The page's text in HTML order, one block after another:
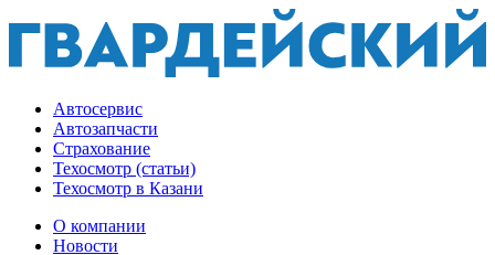
Автосервис
Автозапчасти
Страхование
Техосмотр (статьи)
Техосмотр в Казани
О компании
Новости